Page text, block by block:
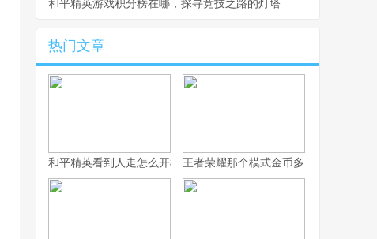
和平精英游戏积分榜在哪，探寻竞技之路的灯塔
热门文章
和平精英看到人走怎么开枪，冷静瞄准与节奏掌控的艺术，副标题
王者荣耀那个模式金币多，揭秘高效积